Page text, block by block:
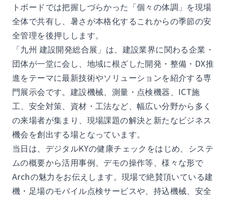
トボードでは把握しづらかった「個々の体調」を現場
全体で共有し、暑さが本格化するこれからの季節の安
全管理を後押しします。
「九州 建設開発総合展」は、建設業界に関わる企業・
団体が一堂に会し、地域に根ざした開発・整備・DX推
進をテーマに最新技術やソリューションを紹介する専
門展示会です。建設機械、測量・点検機器、ICT施
工、安全対策、資材・工法など、幅広い分野から多く
の来場者が集まり、現場課題の解決と新たなビジネス
機会を創出する場となっています。
当日は、デジタルKYの健康チェックをはじめ、システ
ムの概要から活用事例、デモの操作等、様々な形で
Archの魅力をお伝えします。現場で絶賛頂いている建
機・足場のモバイル点検サービスや、持込機械、安全